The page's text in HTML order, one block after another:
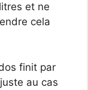
et ne
cela
finit par
au cas